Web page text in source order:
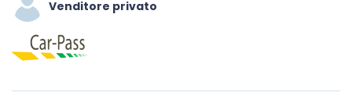
Venditore privato